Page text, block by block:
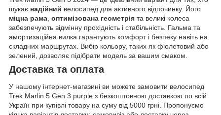
шукає надійний велосипед для активного відпочинку. Його
міцна рама оптимізована геометрія та великі колеса
забезпечують відмінну прохідність і стабільність. Гальма та
амортизаційна вилка гарантують комфорт і безпеку навіть на
складних маршрутах. Вибір кольору, таких як фіолетовий або
зелений, дозволяє підібрати модель за вашим смаком.
Доставка та оплата
У нашому інтернет-магазині ви можете замовити велосипед
Trek Marlin 5 Gen 3 purple з безкоштовною доставкою по всій
Україн при купівлі товару на суму від 5000 грні. Пропонуємо